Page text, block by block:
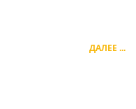
ДАЛЕЕ ...